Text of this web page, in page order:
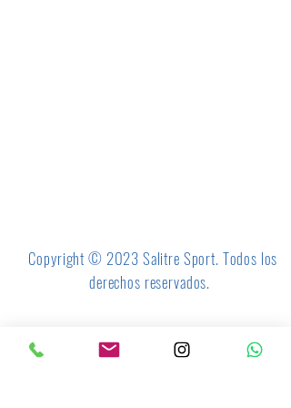
Copyright © 2023 Salitre Sport. Todos los
derechos reservados.